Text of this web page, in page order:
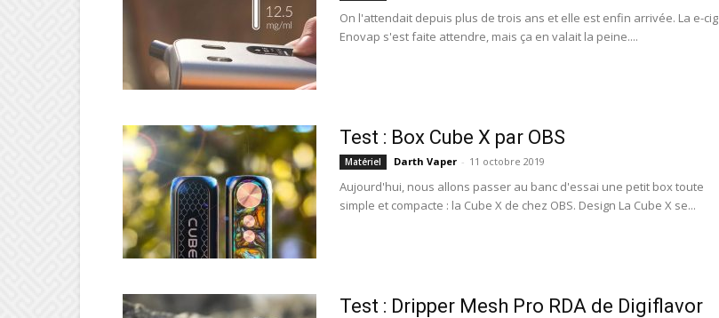
On l'attendait depuis plus de trois ans et elle est enfin arrivée. La e-cig
Enovap s'est faite attendre, mais ça en valait la peine....
Test : Box Cube X par OBS
Matériel Darth Vaper - 11 octobre 2019
Aujourd'hui, nous allons passer au banc d'essai une petit box toute
simple et compacte : la Cube X de chez OBS. Design La Cube X se...
Test : Dripper Mesh Pro RDA de Digiflavor